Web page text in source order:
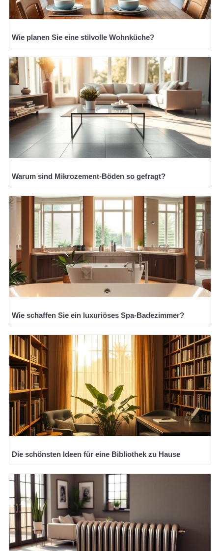
Wie planen Sie eine stilvolle Wohnküche?
Warum sind Mikrozement-Böden so gefragt?
Wie schaffen Sie ein luxuriöses Spa-Badezimmer?
Die schönsten Ideen für eine Bibliothek zu Hause